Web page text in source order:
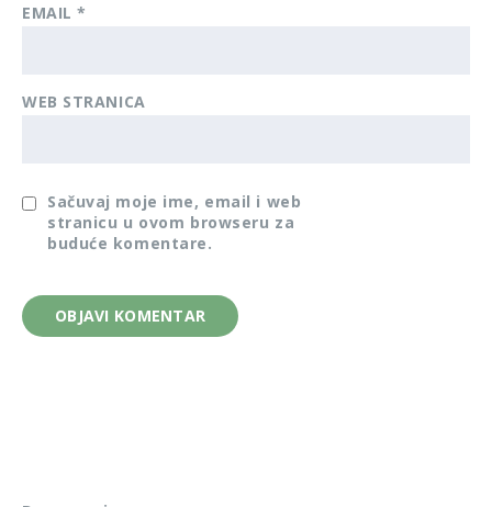
EMAIL*
WEB STRANICA
Sačuvaj moje ime, email i web
stranicu u ovom browseru za
buduće komentare.